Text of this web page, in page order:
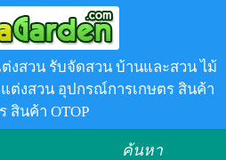
งสวน รับจัดสวน บ้านและสวน ไม้
งสวน อุปกรณ์การเกษตร สินค้า
สินค้า OTOP
ค้นหา